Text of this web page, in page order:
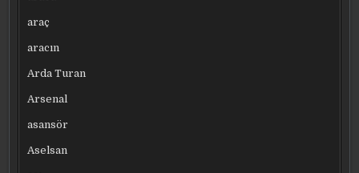
araç
aracın
Arda Turan
Arsenal
asansör
Aselsan